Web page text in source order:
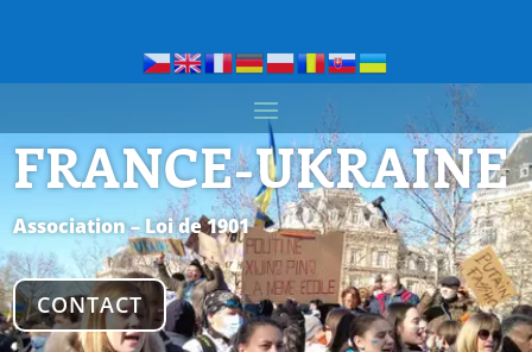
FRANCE-UKRAINE
Association – Loi de 1901
CONTACT